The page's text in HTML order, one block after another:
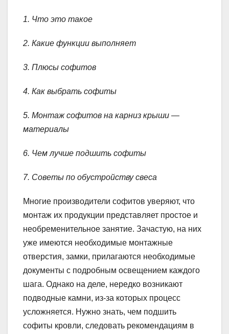
1. Что это такое
2. Какие функции выполняет
3. Плюсы софитов
4. Как выбрать софиты
5. Монтаж софитов на карниз крыши —
материалы
6. Чем лучше подшить софиты
7. Советы по обустройству свеса
Многие производители софитов уверяют, что
монтаж их продукции представляет простое и
необременительное занятие. Зачастую, на них
уже имеются необходимые монтажные
отверстия, замки, прилагаются необходимые
документы с подробным освещением каждого
шага. Однако на деле, нередко возникают
подводные камни, из-за которых процесс
усложняется. Нужно знать, чем подшить
софиты кровли, следовать рекомендациям в